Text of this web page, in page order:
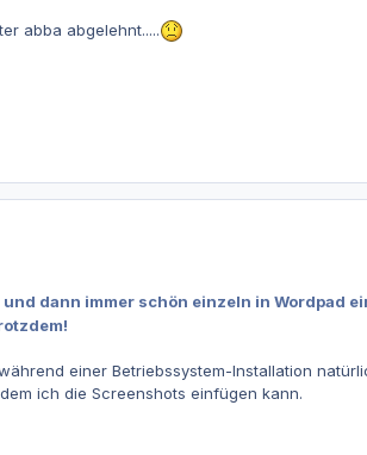
abba abgelehnt.....
dann immer schön einzeln in Wordpad
einer Betriebssystem-Installation
ich die Screenshots einfügen kann.